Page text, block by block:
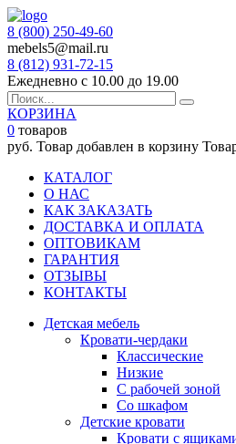
8 (800) 250-49-60
mebels5@mail.ru
8 (812) 931-72-15
Ежедневно с 10.00 до 19.00
КОРЗИНА
0 товаров
руб. Товар добавлен в корзину
КАТАЛОГ
О НАС
КАК ЗАКАЗАТЬ
ДОСТАВКА И ОПЛАТА
ОПТОВИКАМ
ГАРАНТИЯ
ОТЗЫВЫ
КОНТАКТЫ
Детская мебель
Кровати-чердаки
Классические
Низкие
С рабочей зоной
Со шкафом
Детские кровати
Кровати с